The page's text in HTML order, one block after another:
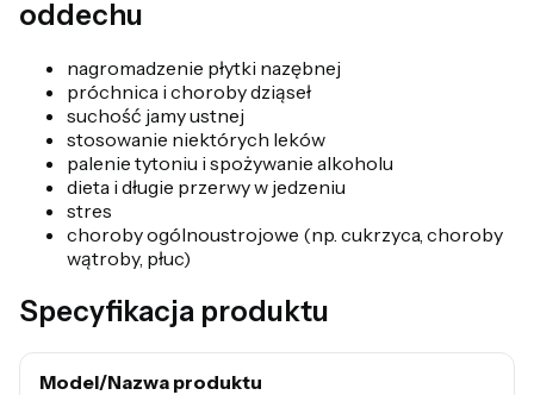
oddechu
nagromadzenie płytki nazębnej
próchnica i choroby dziąseł
suchość jamy ustnej
stosowanie niektórych leków
palenie tytoniu i spożywanie alkoholu
dieta i długie przerwy w jedzeniu
stres
choroby ogólnoustrojowe (np. cukrzyca, choroby
wątroby, płuc)
Specyfikacja produktu
Model/Nazwa produktu